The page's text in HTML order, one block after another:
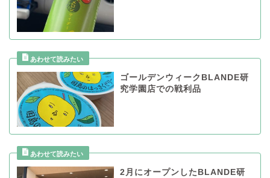
ゴールデンウィークBLANDE研
究学園店での戦利品
2月にオープンしたBLANDE研